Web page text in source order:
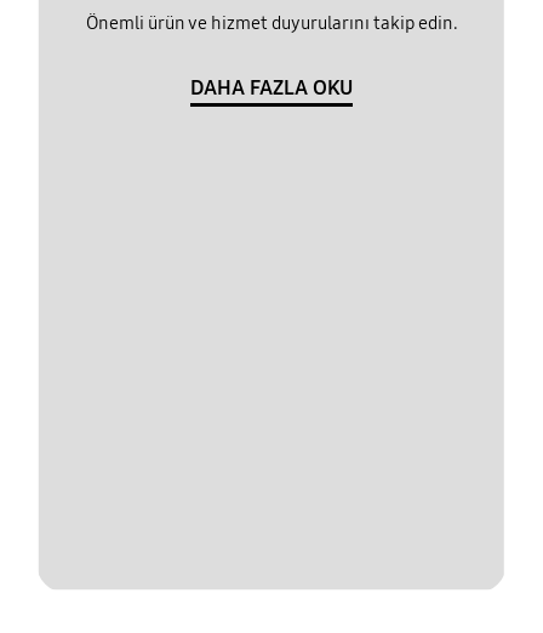
Önemli ürün ve hizmet duyurularını takip edin.
DAHA FAZLA OKU